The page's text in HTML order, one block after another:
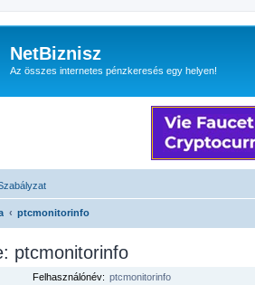
NetBiznisz
Az összes internetes pénzkeresés egy helyen!
ptcmonitorinfo
ptcmonitorinfo
Felhasználónév: ptcmonitorinfo